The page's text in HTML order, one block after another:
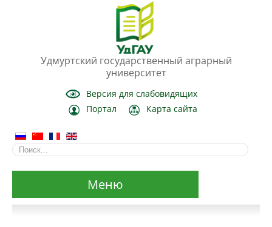
Удмуртский государственный аграрный
университет
Версия для слабовидящих
Портал
Карта сайта
Меню